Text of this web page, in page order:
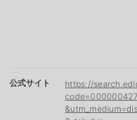
公式サイト
https://